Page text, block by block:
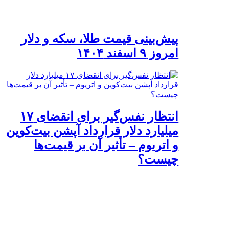
پیش‌بینی قیمت طلا، سکه و دلار
امروز ۹ اسفند ۱۴۰۴
انتظار نفس‌گیر برای انقضای ۱۷
میلیارد دلار قرارداد آپشن بیت‌کوین
و اتریوم – تأثیر آن بر قیمت‌ها
چیست؟